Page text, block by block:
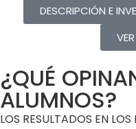
DESCRIPCIÓN E
¿QUÉ
ALUMNOS?
LOS RESULTADOS EN